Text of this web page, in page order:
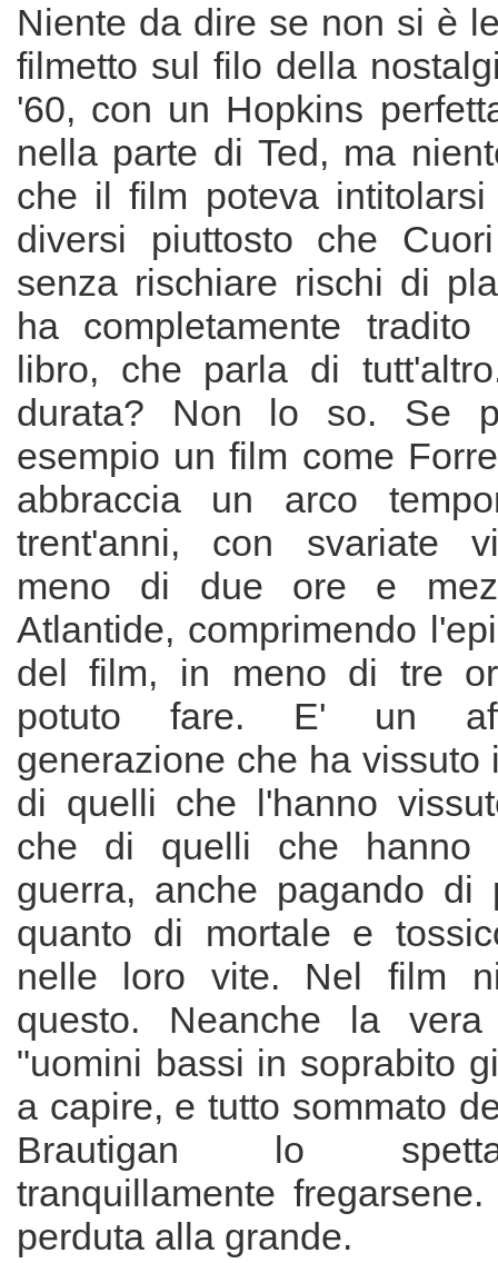
Niente da dire se non si è
filmetto sul filo della
'60, con un Hopkins
nella parte di Ted, ma
che il film poteva
diversi piuttosto che
senza rischiare rischi di
ha completamente
libro, che parla di
durata? Non lo so. Se
esempio un film come
abbraccia un arco
trent'anni, con svariate
meno di due ore e
Atlantide, comprimendo
del film, in meno di tre
potuto fare. E' un
generazione che ha vissuto
di quelli che l'hanno
che di quelli che hanno
guerra, anche pagando di
quanto di mortale e
nelle loro vite. Nel film
questo. Neanche la
"uomini bassi in soprabito
a capire, e tutto sommato
Brautigan lo
tranquillamente
perduta alla grande.